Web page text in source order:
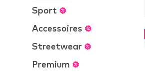
Sport
Accessoires
Streetwear
Premium